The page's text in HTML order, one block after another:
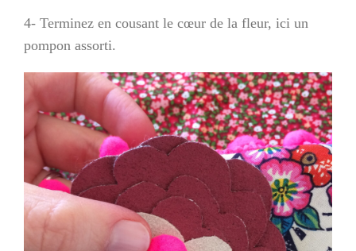
4- Terminez en cousant le cœur de la fleur, ici un
pompon assorti.